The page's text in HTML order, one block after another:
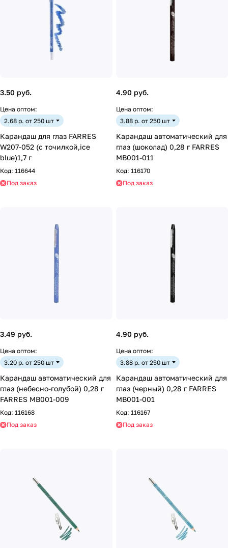
3.50 руб.
Цена оптом:
2.68 р. от 250 шт
Карандаш для глаз FARRES
W207-052 (с точилкой,ice
blue)1,7 г
Код: 116644
Под заказ
4.90 руб.
Цена оптом:
3.88 р. от 250 шт
Карандаш автоматический для
глаз (шоколад) 0,28 г FARRES
MB001-011
Код: 116170
Под заказ
3.49 руб.
Цена оптом:
3.20 р. от 250 шт
Карандаш автоматический для
глаз (небесно-голубой) 0,28 г
FARRES MB001-009
Код: 116168
Под заказ
4.90 руб.
Цена оптом:
3.88 р. от 250 шт
Карандаш автоматический для
глаз (черный) 0,28 г FARRES
MB001-001
Код: 116167
Под заказ